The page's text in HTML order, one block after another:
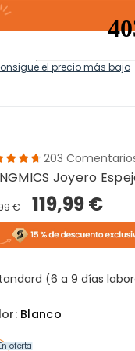
el precio más bajo
Ropa Sucia
203
Joyero
€ 119,99 €
(6 a 9 días
Blanco
oferta